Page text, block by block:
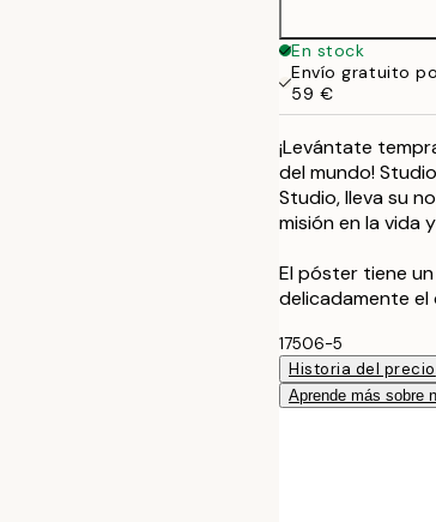
En stock
Envío gratuito
59 €
¡Levántate
del mundo!
Studio, lleva su
misión en la vida
El póster tiene
delicadamente el
17506-5
Historia del precio
Aprende más sobre